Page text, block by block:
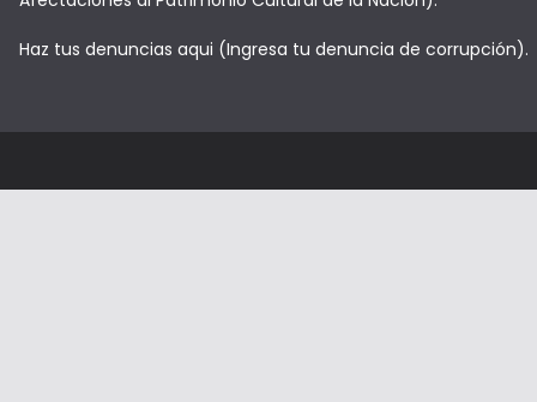
Haz tus denuncias aqui (Ingresa tu denuncia de corrupción).